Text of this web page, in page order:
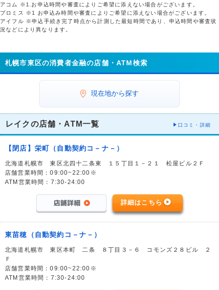
アコム ※1.お申込時間や審査によりご希望に添えない場合がございます。
プロミス ※1 お申込み時間や審査によりご希望に添えない場合がございます。
アイフル ※申込手続き完了時点から計測した最短時間であり、申込時間や審査状
況などにより異なります。
札幌市東区の消費者金融の店舗・ATM検索
現在地から探す
レイクの店舗・ATM一覧 口コミ・詳細
【閉店】栄町（自動契約コ－ナ－）
北海道札幌市 東区北四十二条東 １５丁目１－２１ 松屋ビル２Ｆ
店舗営業時間：09:00~22:00※
ATM営業時間：7:30-24:00
詳細はこちら
東苗穂（自動契約コ－ナ－）
北海道札幌市 東区本町 二条 ８丁目３－６ コモンズ２８ビル ２
Ｆ
店舗営業時間：09:00~22:00※
ATM営業時間：7:30-24:00